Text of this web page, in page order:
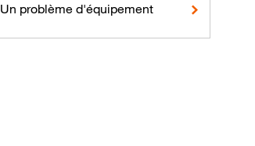
Un problème d'équipement